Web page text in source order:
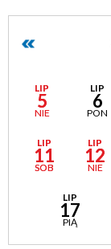
LIP
5
NIE
LIP
6
PON
LIP
11
SOB
LIP
12
NIE
LIP
17
PIĄ